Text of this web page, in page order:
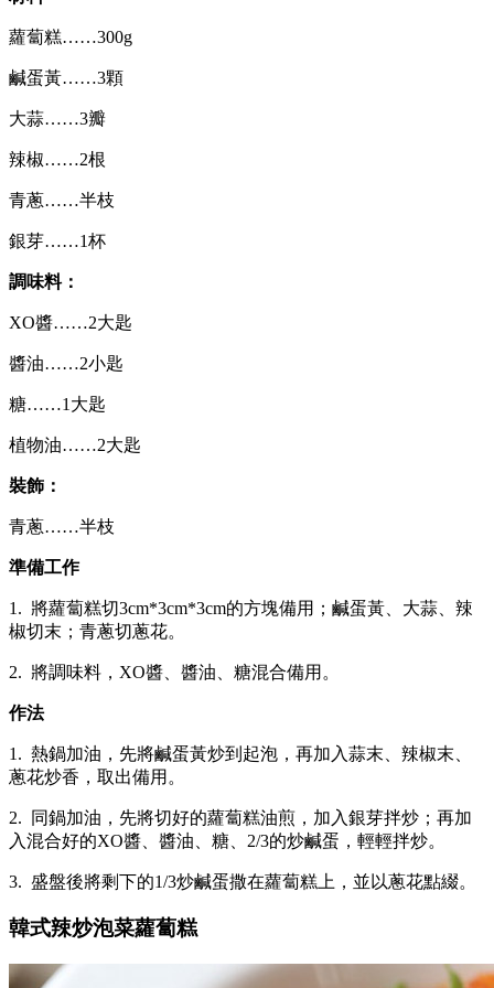
蘿蔔糕……300g
鹹蛋黃……3顆
大蒜……3瓣
辣椒……2根
青蔥……半枝
銀芽……1杯
調味料：
XO醬……2大匙
醬油……2小匙
糖……1大匙
植物油……2大匙
裝飾：
青蔥……半枝
準備工作
1. 將蘿蔔糕切3cm*3cm*3cm的方塊備用；鹹蛋黃、大蒜、辣
椒切末；青蔥切蔥花。
2. 將調味料，XO醬、醬油、糖混合備用。
作法
1. 熱鍋加油，先將鹹蛋黃炒到起泡，再加入蒜末、辣椒末、
蔥花炒香，取出備用。
2. 同鍋加油，先將切好的蘿蔔糕油煎，加入銀芽拌炒；再加
入混合好的XO醬、醬油、糖、2/3的炒鹹蛋，輕輕拌炒。
3. 盛盤後將剩下的1/3炒鹹蛋撒在蘿蔔糕上，並以蔥花點綴。
韓式辣炒泡菜蘿蔔糕